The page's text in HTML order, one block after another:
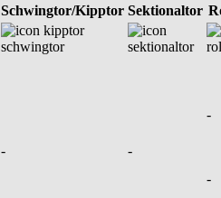
Schwingtor/Kipptor Sektionaltor
-
-
-
-